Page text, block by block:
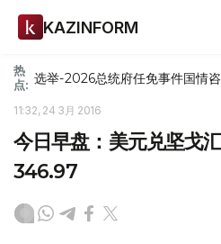
KAZINFORM
热
点: 选举-2026总统府任免事件国情
11:32, 24 3月 2016
今日早盘：美元兑坚戈
346.97